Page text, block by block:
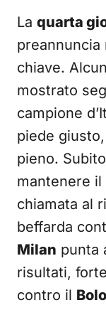
La quarta
chiave.
mostrato
campione
piede
pieno.
mantenere il
chiamata al
beffarda
Milan punta
risultati,
contro il